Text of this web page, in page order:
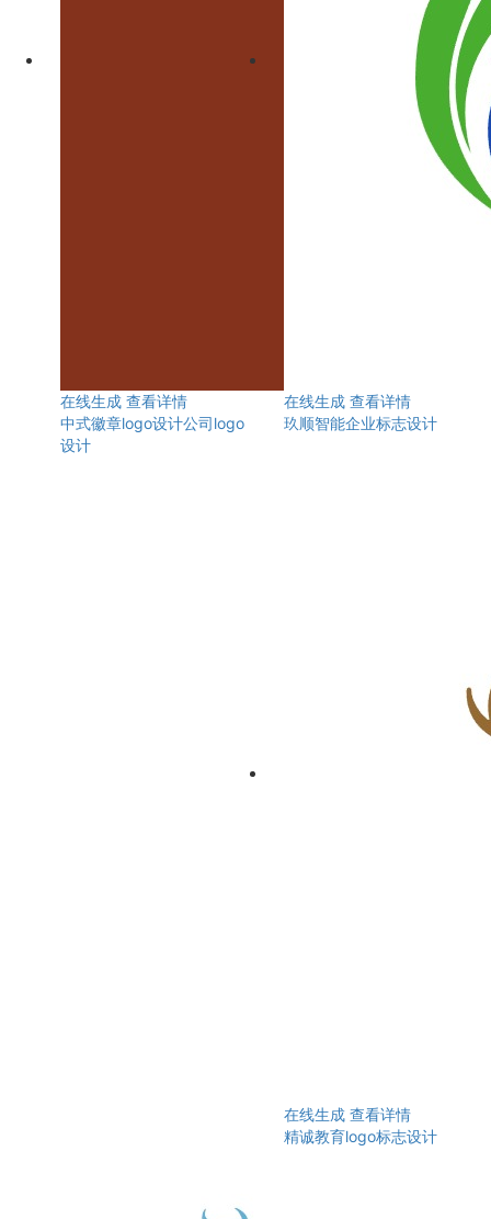
在线生成 查看详情
中式徽章logo设计公司logo
设计
在线生成 查看详情
玖顺智能企业标志设计
在线生成 查看详情
精诚教育logo标志设计